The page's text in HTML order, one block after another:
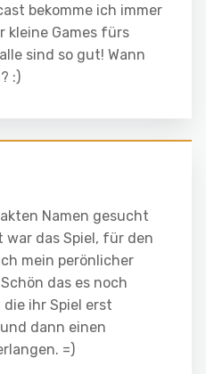
bekomme ich immer
kleine Games fürs
sind so gut! Wann
:)
Namen gesucht
das Spiel, für den
mein perönlicher
das es noch
ihr Spiel erst
dann einen
=)